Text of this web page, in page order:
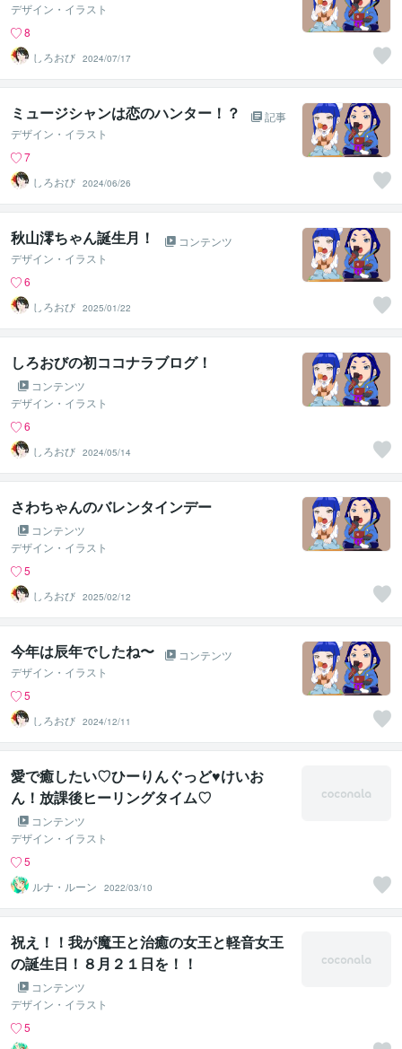
デザイン・イラスト
8
しろおび 2024/07/17
ミュージシャンは恋のハンター！？
記事
デザイン・イラスト
7
しろおび 2024/06/26
秋山澪ちゃん誕生月！
コンテンツ
デザイン・イラスト
6
しろおび 2025/01/22
しろおびの初ココナラブログ！
コンテンツ
デザイン・イラスト
6
しろおび 2024/05/14
さわちゃんのバレンタインデー
コンテンツ
デザイン・イラスト
5
しろおび 2025/02/12
今年は辰年でしたね〜
コンテンツ
デザイン・イラスト
5
しろおび 2024/12/11
愛で癒したい♡ひーりんぐっど♥けいお
ん！放課後ヒーリングタイム♡
コンテンツ
デザイン・イラスト
5
ルナ・ルーン
2022/03/10
祝え！！我が魔王と治癒の女王と軽音女王
の誕生日！８月２１日を！！
コンテンツ
デザイン・イラスト
5